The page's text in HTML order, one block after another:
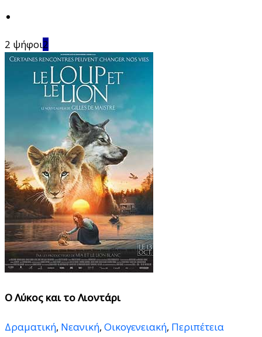
2 ψήφοι2
Ο Λύκος και το Λιοντάρι
Δραματική, Νεανική, Οικογενειακή, Περιπέτεια